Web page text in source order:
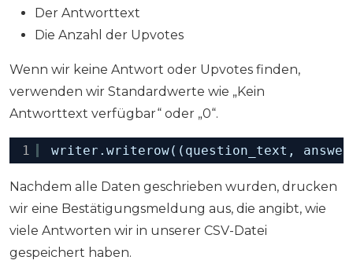
Der Antworttext
Die Anzahl der Upvotes
Wenn wir keine Antwort oder Upvotes finden,
verwenden wir Standardwerte wie „Kein
Antworttext verfügbar“ oder „0“.
1 writer.writerow((question_text,
Nachdem alle Daten geschrieben wurden, drucken
wir eine Bestätigungsmeldung aus, die angibt, wie
viele Antworten wir in unserer CSV-Datei
gespeichert haben.